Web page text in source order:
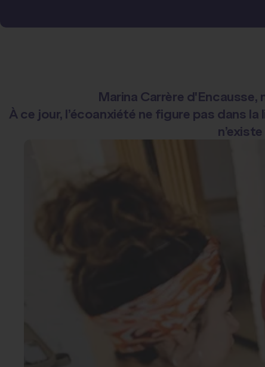
Marina Carrère d'Encausse,
À ce jour, l’écoanxiété ne figure pas dans